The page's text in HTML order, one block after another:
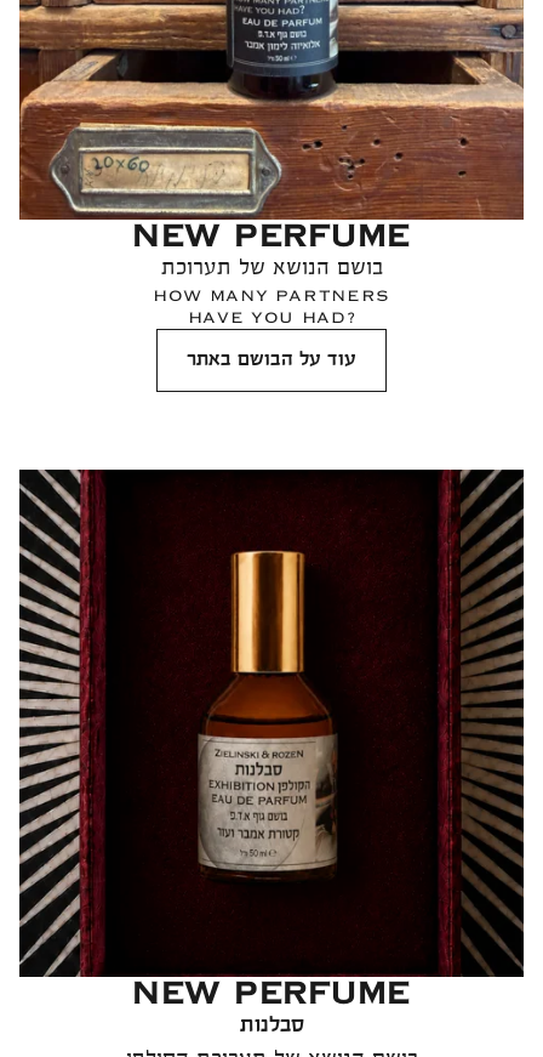
NEW PERFUME
בושם הנושא של תערוכת
HOW MANY PARTNERS
HAVE YOU HAD?
עוד על הבושם באתר
NEW PERFUME
סבלנות